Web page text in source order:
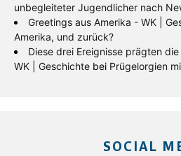
unbegleiteter Jugendlicher nach
Greetings aus Amerika - WK |
Amerika, und zurück?
Diese drei Ereignisse prägten
WK | Geschichte bei Prügelorgien
SOCIAL